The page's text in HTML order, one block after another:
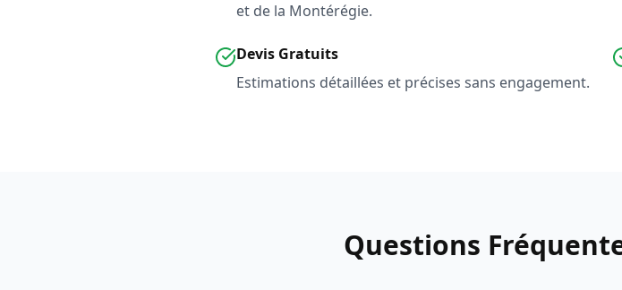
et de la Montérégie.
Devis Gratuits
Estimations détaillées et précises sans engagement.
Questions